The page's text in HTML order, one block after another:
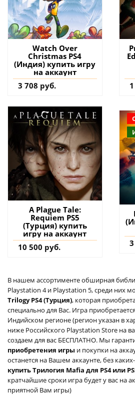
Watch Over
Christmas PS4
(Индия) купить игру
на аккаунт
3 708 руб.
A Plague Tale:
Requiem PS5
(Турция) купить
игру на аккаунт
10 500 руб.
В нашем ассортименте обширная
Playstation 4 и Playstation 5, среди них
Trilogy PS4 (Турция), которая
специально для Вас. Игра
Индийском регионе (регион указан в
ниже Российского Playstation Store на
создаем для вас БЕСПЛАТНО. Мы
приобретения игры и покупки на
останется на Вашем аккаунте, без
купить Трилогия Mafia для PS4 или
кратчайшие сроки игра будет у вас на
приятной Вам игры)